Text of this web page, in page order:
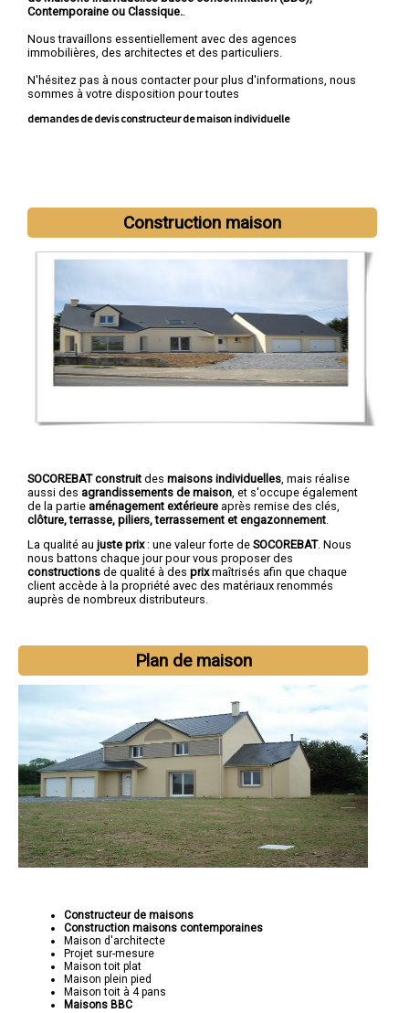
Contemporaine ou Classique.
Nous travaillons essentiellement avec des agences
immobilières, des architectes et des particuliers.
N'hésitez pas à nous contacter pour plus d'informations, nous
sommes à votre disposition pour toutes
demandes de devis constructeur de maison individuelle
Nous intervenons aussi dans les villes suivantes :
Romilly-sur-Seine
Seine,Bar-sur-Aube,Pont-Sainte-Marie,Bar-sur-Seine
Construction maison
SOCOREBAT construit des maisons individuelles , mais réalise
aussi des agrandissements de maison , et s'occupe également
de la partie aménagement extérieure après remise des clés,
clôture, terrasse, piliers, terrassement et engazonnement
La qualité au juste prix: une valeur forte de SOCOREBAT. Nous
nous battons chaque jour pour vous proposer des
constructions de qualité à des prixmaîtrisés afin que chaque
client accède à la propriété avec des matériaux renommés
auprès de nombreux distributeurs.
Plan de maison
Constructeur de maisons
Construction maisons contemporaines
Maison d'architecte
Projet sur-mesure
Maison toit plat
Maison plein pied
Maison toit à 4 pans
Maisons BBC